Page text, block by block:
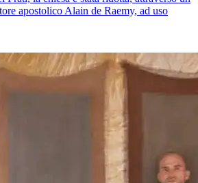
apostolico Alain de Raemy, ad uso